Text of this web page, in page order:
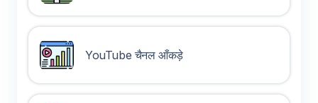
YouTube चैनल आँकड़े